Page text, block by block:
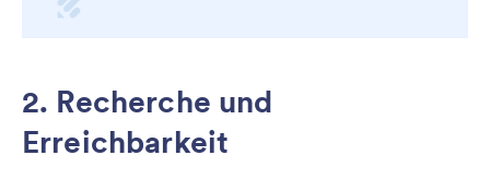
2. Recherche und
Erreichbarkeit